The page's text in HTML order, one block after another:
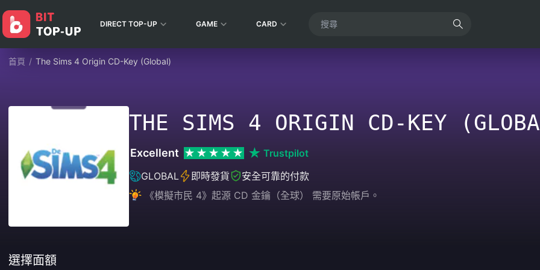
DIRECT TOP-UP GAME CARD
首頁 / The Sims 4 Origin CD-Key (Global)
THE SIMS 4 ORIGIN CD-KEY
Excellent
Trustpilot
GLOBAL
即時發貨
安全可靠的付款
《模擬市民 4》起源 CD 金鑰（全球） 需要原始帳戶。
選擇面額